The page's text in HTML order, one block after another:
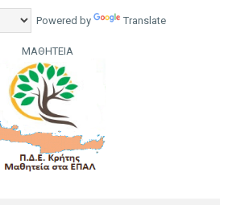
Powered by Translate
ΜΑΘΗΤΕΙΑ